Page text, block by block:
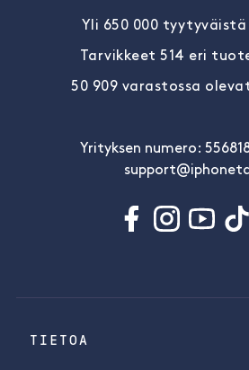
Yli 650 000
Tarvikkeet 514 eri
50 909 varastossa
Yrityksen numero:
TIETOA